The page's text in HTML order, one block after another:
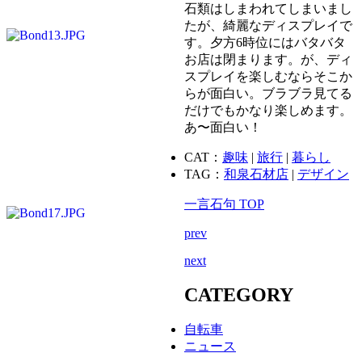
石類はしまわれてしまいまし
たが、綺麗なディスプレイで
す。夕方6時位にはバタバタ
お店は閉まります。が、ディ
スプレイを楽しむならそこか
らが面白い。ブラブラ見てる
だけでもかなり楽しめます。
あ〜面白い！
CAT： 趣味 | 旅行 | 暮らし
TAG： 和泉石材店 | デザイン
一言石句 TOP
prev
next
CATEGORY
自転車
ニュース